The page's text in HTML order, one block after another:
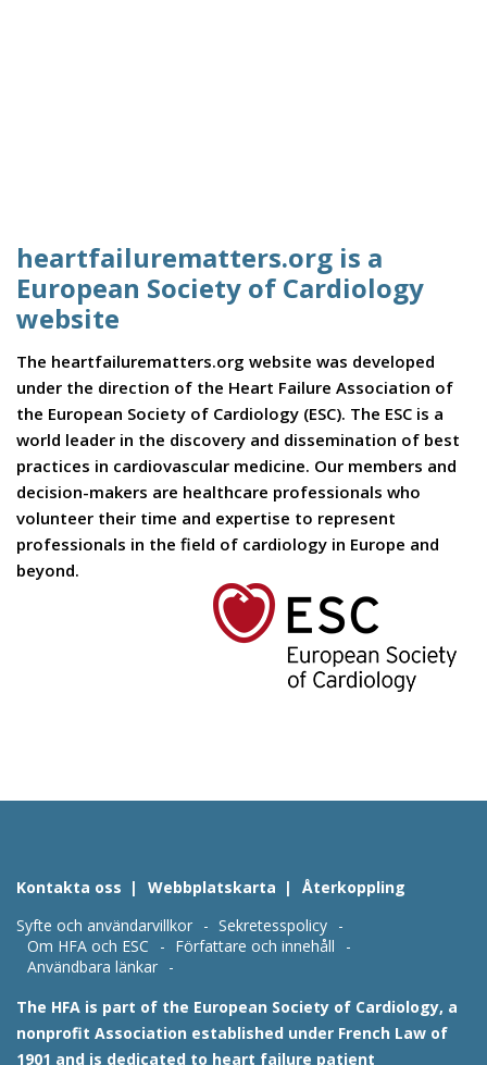
heartfailurematters.org is a
European Society of Cardiology
website
The heartfailurematters.org website was developed
under the direction of the Heart Failure Association of
the European Society of Cardiology (ESC). The ESC is a
world leader in the discovery and dissemination of best
practices in cardiovascular medicine. Our members and
decision-makers are healthcare professionals who
volunteer their time and expertise to represent
professionals in the field of cardiology in Europe and
beyond.
Kontakta oss Webbplatskarta
Återkoppling
Syfte och användarvillkor
Sekretesspolicy
Om HFA och ESC
Författare och innehåll
Användbara länkar
The HFA is part of the European Society of Cardiology, a
nonprofit Association established under French Law of
1901 and is dedicated to heart failure patient